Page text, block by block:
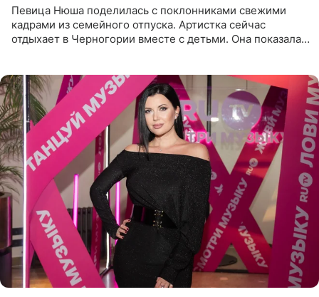
Певица Нюша поделилась с поклонниками свежими
кадрами из семейного отпуска. Артистка сейчас
отдыхает в Черногории вместе с детьми. Она показала,